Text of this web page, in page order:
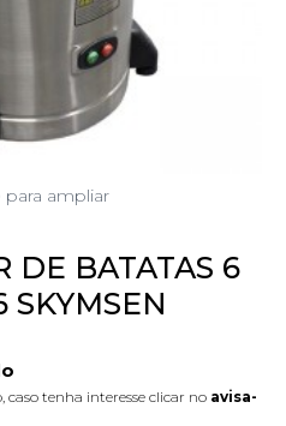
para ampliar
DE BATATAS 6
SKYMSEN
tenha interesse clicar no avisa-